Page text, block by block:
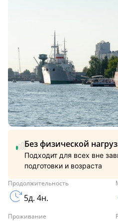
Продолжительность
5д. 4н.
Проживание
Без физической
Подходит для всех вне
подготовки и возраста